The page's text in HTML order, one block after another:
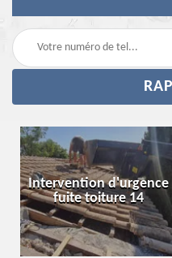
Intervention d'urgence
fuite toiture 14